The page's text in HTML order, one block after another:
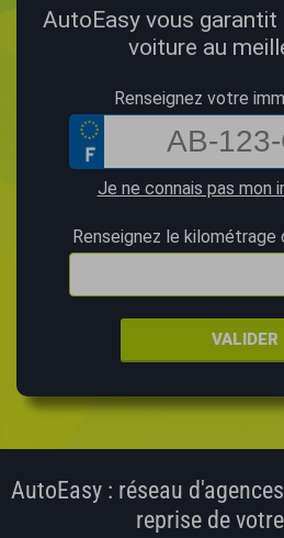
AutoEasy vous garantit
voiture au
Renseignez votre
Je ne connais pas mon
Renseignez le
VALIDER
AutoEasy : réseau
reprise de